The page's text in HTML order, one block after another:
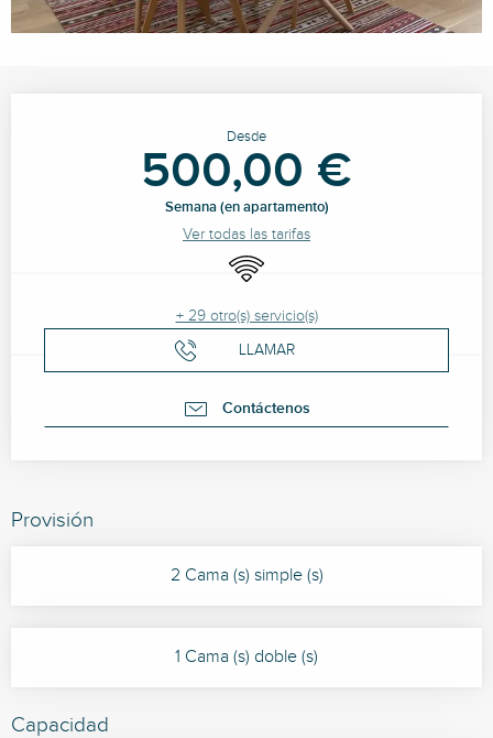
Desde
500,00 €
Semana (en apartamento)
Ver todas las tarifas
Wifi
+ 29 otro(s) servicio(s)
LLAMAR
Contáctenos
Provisión
2 Cama (s) simple (s)
1 Cama (s) doble (s)
Capacidad